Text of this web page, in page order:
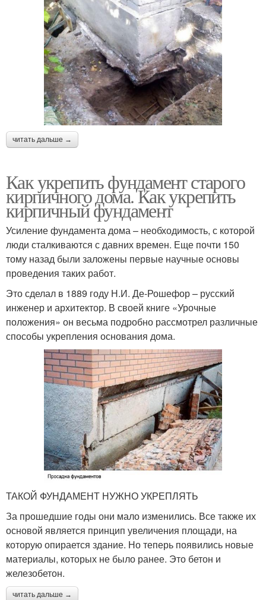
читать дальше →
Как укрепить фундамент старого
кирпичного дома. Как укрепить
кирпичный фундамент
Усиление фундамента дома – необходимость, с которой
люди сталкиваются с давних времен. Еще почти 150
тому назад были заложены первые научные основы
проведения таких работ.
Это сделал в 1889 году Н.И. Де-Рошефор – русский
инженер и архитектор. В своей книге «Урочные
положения» он весьма подробно рассмотрел различные
способы укрепления основания дома.
ТАКОЙ ФУНДАМЕНТ НУЖНО УКРЕПЛЯТЬ
За прошедшие годы они мало изменились. Все также их
основой является принцип увеличения площади, на
которую опирается здание. Но теперь появились новые
материалы, которых не было ранее. Это бетон и
железобетон.
читать дальше →